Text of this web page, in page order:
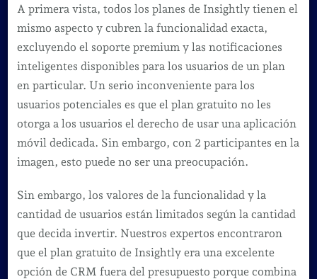
A primera vista, todos los planes de Insightly tienen el
mismo aspecto y cubren la funcionalidad exacta,
excluyendo el soporte premium y las notificaciones
inteligentes disponibles para los usuarios de un plan
en particular. Un serio inconveniente para los
usuarios potenciales es que el plan gratuito no les
otorga a los usuarios el derecho de usar una aplicación
móvil dedicada. Sin embargo, con 2 participantes en la
imagen, esto puede no ser una preocupación.
Sin embargo, los valores de la funcionalidad y la
cantidad de usuarios están limitados según la cantidad
que decida invertir. Nuestros expertos encontraron
que el plan gratuito de Insightly era una excelente
opción de CRM fuera del presupuesto porque combina